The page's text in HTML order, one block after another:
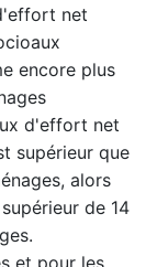
net
encore plus
d'effort net
supérieur que
alors
de 14